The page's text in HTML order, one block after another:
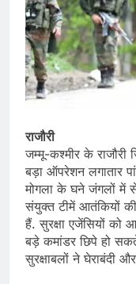
राजौरी
जम्मू-कश्मीर के
बड़ा ऑपरेशन लगातार
मोगला के घने जंगलों में
संयुक्त टीमें आतंकियों
हैं. सुरक्षा एजेंसियों
बड़े कमांडर छिपे हो
सुरक्षाबलों ने घेराबंदी